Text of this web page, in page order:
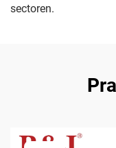
sectoren.